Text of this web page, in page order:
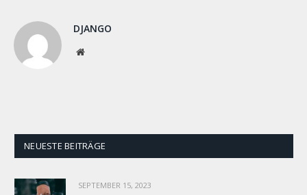
DJANGO
Website
NEUESTE BEITRÄGE
SEPTEMBER 15, 2023